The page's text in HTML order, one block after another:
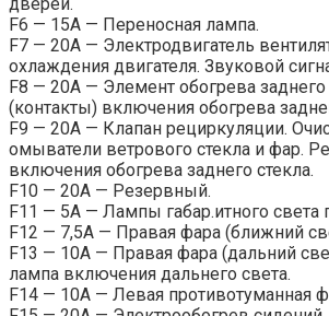
F6 — 15А — Переносная лампа.
F7 — 20А — Электродвигатель
охлаждения двигателя. Звуковой
F8 — 20А — Элемент обогрева заднего
(контакты) включения обогрева
F9 — 20А — Клапан рециркуляции.
омыватели ветрового стекла и фар.
включения обогрева заднего стекла.
F10 — 20А — Резервный.
F11 — 5А — Лампы габар.итного света
F12 — 7,5А — Правая фара (ближний
F13 — 10А — Правая фара (дальний
лампа включения дальнего света.
F14 — 10А — Левая противотуманная